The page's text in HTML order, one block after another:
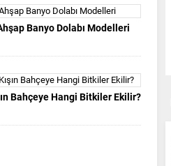
Banyo Dolabı Modelleri
Bahçeye Hangi Bitkiler Ekilir?